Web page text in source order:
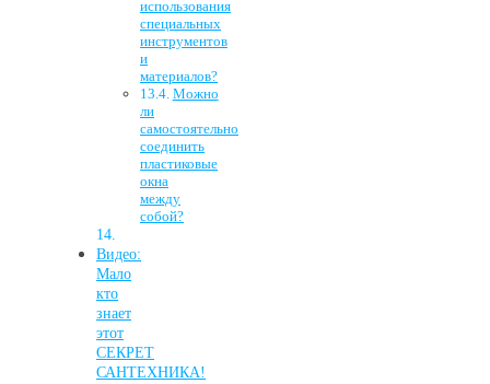
использования
специальных
инструментов
и
материалов?
Можно
ли
самостоятельно
соединить
пластиковые
окна
между
собой?
Видео:
Мало
кто
знает
этот
СЕКРЕТ
САНТЕХНИКА!